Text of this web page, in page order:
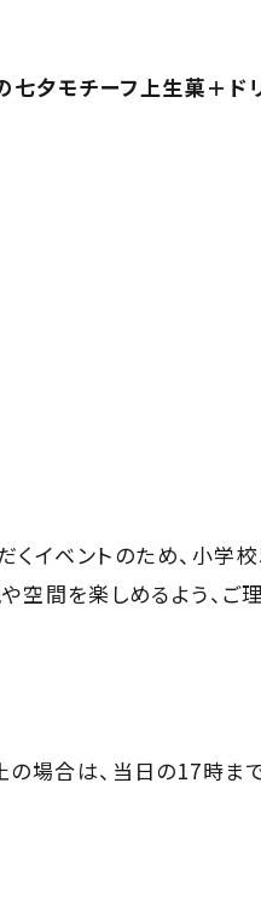
七夕モチーフ上生菓＋ド
イベントのため、小学
間を楽しめるよう、ご
の場合は、当日の17